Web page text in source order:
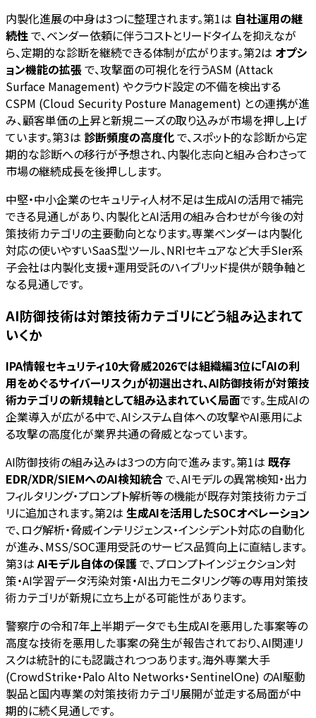
内製化進展の中身は3つに整理されます。第1は 自社運用の継
続性で、ベンダー依頼に伴うコストとリードタイムを抑えなが
ら、定期的な診断を継続できる体制が広がります。第2は オプシ
ョン機能の拡張で、攻撃面の可視化を行うASM (Attack
Surface Management) やクラウド設定の不備を検出する
CSPM (Cloud Security Posture Management) との連携が進
み、顧客単価の上昇と新規ニーズの取り込みが市場を押し上げ
ています。第3は 診断頻度の高度化で、スポット的な診断から定
期的な診断への移行が予想され、内製化志向と組み合わさって
市場の継続成長を後押しします。
中堅・中小企業のセキュリティ人材不足は生成AIの活用で補完
できる見通しがあり、内製化とAI活用の組み合わせが今後の対
策技術カテゴリの主要動向となります。専業ベンダーは内製化
対応の使いやすいSaaS型ツール、NRIセキュアなど大手SIer系
子会社は内製化支援+運用受託のハイブリッド提供が競争軸と
なる見通しです。
AI防御技術は対策技術カテゴリにどう組み込まれて
いくか
IPA情報セキュリティ10大脅威2026では組織編3位に「AIの利
用をめぐるサイバーリスク」が初選出され、AI防御技術が対策技
術カテゴリの新規軸として組み込まれていく局面です。生成AIの
企業導入が広がる中で、AIシステム自体への攻撃やAI悪用によ
る攻撃の高度化が業界共通の脅威となっています。
AI防御技術の組み込みは3つの方向で進みます。第1は 既存
EDR/XDR/SIEMへのAI検知統合で、AIモデルの異常検知・出力
フィルタリング・プロンプト解析等の機能が既存対策技術カテゴ
リに追加されます。第2は 生成AIを活用したSOCオペレーション
で、ログ解析・脅威インテリジェンス・インシデント対応の自動化
が進み、MSS/SOC運用受託のサービス品質向上に直結します。
第3は AIモデル自体の保護で、プロンプトインジェクション対
策・AI学習データ汚染対策・AI出力モニタリング等の専用対策技
術カテゴリが新規に立ち上がる可能性があります。
警察庁の令和7年上半期データでも生成AIを悪用した事案等の
高度な技術を悪用した事案の発生が報告されており、AI関連リ
スクは統計的にも認識されつつあります。海外専業大手
(CrowdStrike・Palo Alto Networks・SentinelOne) のAI駆動
製品と国内専業の対策技術カテゴリ展開が並走する局面が中
期的に続く見通しです。